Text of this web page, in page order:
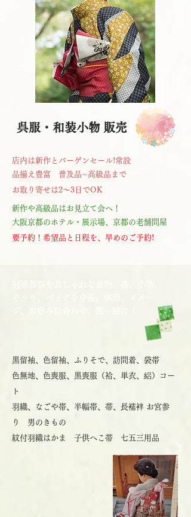
呉服・和装小物 販売
店内は新作と バーゲンセール!常設
品揃え豊富 普及品∼高級品まで
お取り寄せは2～3日でOK
新作や高級品はお見立て会へ！
大阪京都のホテル・展示場、京都の老舗問屋
要予約！希望品と日程を、早めのご予約!
冠婚葬祭やおしゃれな着物、帯、小物、
ぞうり、バッグを身長、体型、イメー
黒留袖、色留袖、ふりそで、訪問着、袋帯
色無地、色喪服、黒喪服（袷、単衣、絽）コー
ト
羽織、なごや帯、半幅帯、帯、長襦袢 お宮参
り 男のきもの
紋付羽織はかま 子供へこ帯 七五三用品